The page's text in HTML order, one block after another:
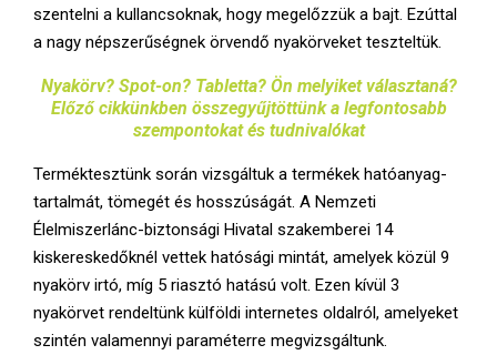
szentelni a kullancsoknak, hogy megelőzzük a bajt. Ezúttal
a nagy népszerűségnek örvendő nyakörveket teszteltük.
Nyakörv? Spot-on? Tabletta? Ön melyiket választaná?
Előző cikkünkben összegyűjtöttünk a legfontosabb
szempontokat és tudnivalókat
Terméktesztünk során vizsgáltuk a termékek hatóanyag-
tartalmát, tömegét és hosszúságát. A Nemzeti
Élelmiszerlánc-biztonsági Hivatal szakemberei 14
kiskereskedőknél vettek hatósági mintát, amelyek közül 9
nyakörv irtó, míg 5 riasztó hatású volt. Ezen kívül 3
nyakörvet rendeltünk külföldi internetes oldalról, amelyeket
szintén valamennyi paraméterre megvizsgáltunk.